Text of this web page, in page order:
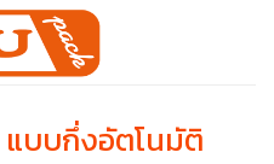
บบกึ่งอัตโนมัติ